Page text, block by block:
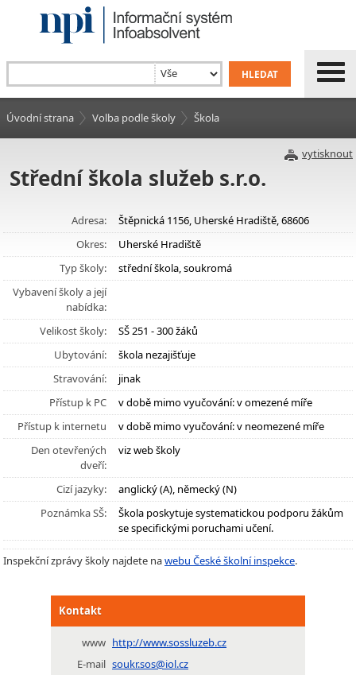
Úvodní strana Volba podle školy Škola
vytisknout
Střední škola služeb s.r.o.
Adresa:
Štěpnická 1156, Uherské Hradiště, 68606
Okres:
Uherské Hradiště
Typ školy:
střední škola, soukromá
Vybavení školy a její
nabídka:
Velikost školy:
SŠ 251 - 300 žáků
Ubytování:
škola nezajišťuje
Stravování:
jinak
Přístup k PC
v době mimo vyučování: v omezené míře
Přístup k internetu
v době mimo vyučování: v neomezené míře
Den otevřených
dveří:
viz web školy
Cizí jazyky:
anglický (A), německý (N)
Poznámka SŠ:
Škola poskytuje systematickou podporu žákům
se specifickými poruchami učení.
Inspekční zprávy školy najdete nawebu České školní inspekce.
Kontakt
www http://www.sossluzeb.cz
E-mail soukr.sos@iol.cz